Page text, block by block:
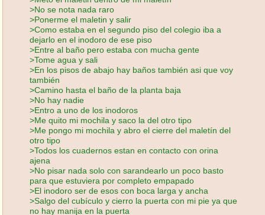
>No se nota nada raro
>Ponerme el maletin y salir
>Como estaba en el segundo piso del colegio iba a
dejarlo en el inodoro de ese piso
>Entre al baño pero estaba con mucha gente
>Tome agua y sali
>En los pisos de abajo hay baños también asi que voy
también
>Camino hasta el baño de la planta baja
>No hay nadie
>Entro a uno de los inodoros
>Me quito mi mochila y saco la del otro tipo
>Me pongo mi mochila y abro el cierre del maletín del
otro tipo
>Todos los cuadernos estan en contacto con orina
ajena
>No pisar nada solo con sarandearlo un poco basto
para que estuviera por completo empapado
>El inodoro ser de esos con boca larga y ancha
>Salgo del cubículo y cierro la puerta con mi pie ya que
no hay manija en la puerta